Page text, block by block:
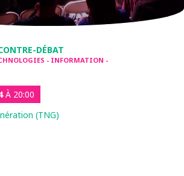
DÉBAT
- INFORMATION -
À 20:00
(TNG)